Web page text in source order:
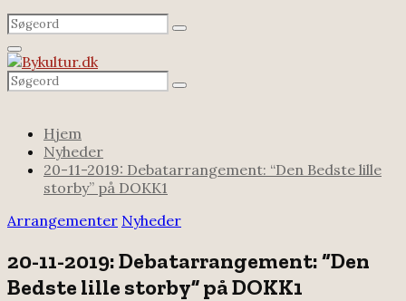
Search
for:
Search
Facebook
Email
Rss
Primary
Menu
Search
for:
Search
Hjem
Nyheder
20-11-2019: Debatarrangement: “Den Bedste lille
storby” på DOKK1
Arrangementer Nyheder
20-11-2019: Debatarrangement: “Den
Bedste lille storby” på DOKK1